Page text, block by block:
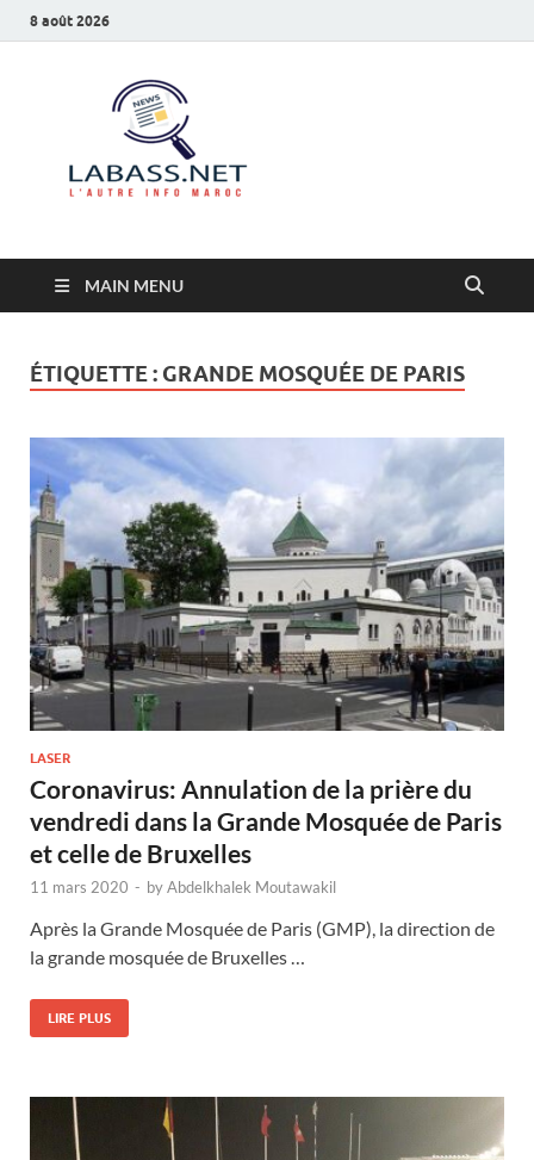
8 août 2026
MAIN MENU
ÉTIQUETTE : GRANDE MOSQUÉE DE PARIS
LASER
Coronavirus: Annulation de la prière du
vendredi dans la Grande Mosquée de Paris
et celle de Bruxelles
11 mars 2020 - byAbdelkhalek Moutawakil
Après la Grande Mosquée de Paris (GMP), la direction de
la grande mosquée de Bruxelles …
LIRE PLUS